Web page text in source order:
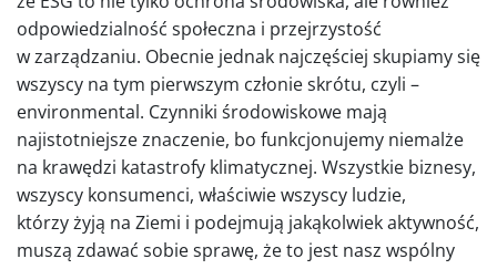
odpowiedzialność społeczna i przejrzystość
w zarządzaniu. Obecnie jednak najczęściej skupiamy się
wszyscy na tym pierwszym członie skrótu, czyli –
environmental. Czynniki środowiskowe mają
najistotniejsze znaczenie, bo funkcjonujemy niemalże
na krawędzi katastrofy klimatycznej. Wszystkie biznesy,
wszyscy konsumenci, właściwie wszyscy ludzie,
którzy żyją na Ziemi i podejmują jakąkolwiek aktywność,
muszą zdawać sobie sprawę, że to jest nasz wspólny